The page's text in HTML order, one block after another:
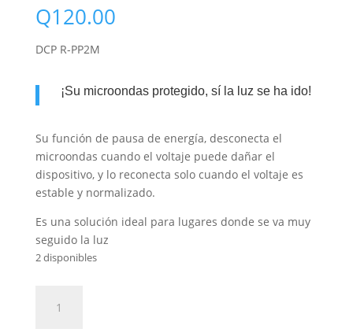
Q120.00
DCP R-PP2M
¡Su microondas protegido, sí la luz se ha ido!
Su función de pausa de energía, desconecta el
microondas cuando el voltaje puede dañar el
dispositivo, y lo reconecta solo cuando el voltaje es
estable y normalizado.
Es una solución ideal para lugares donde se va muy
seguido la luz
2 disponibles
Mediana